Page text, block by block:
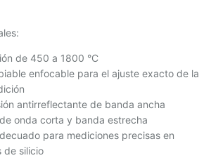
de 450 a 1800 °C
enfocable para el ajuste exacto de la
antirreflectante de banda ancha
onda corta y banda estrecha
para mediciones precisas en
de silicio